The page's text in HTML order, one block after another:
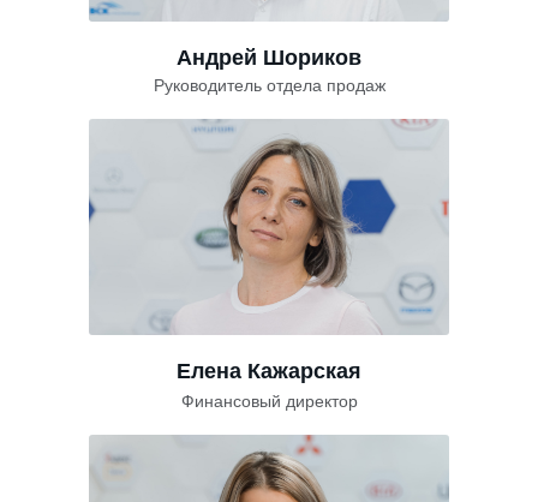
Андрей Шориков
Руководитель отдела продаж
Елена Кажарская
Финансовый директор